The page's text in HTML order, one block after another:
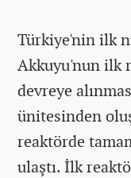
Türkiye'nin ilk
Akkuyu'nun ilk
devreye
ünitesinden
reaktörde
ulaştı. İlk